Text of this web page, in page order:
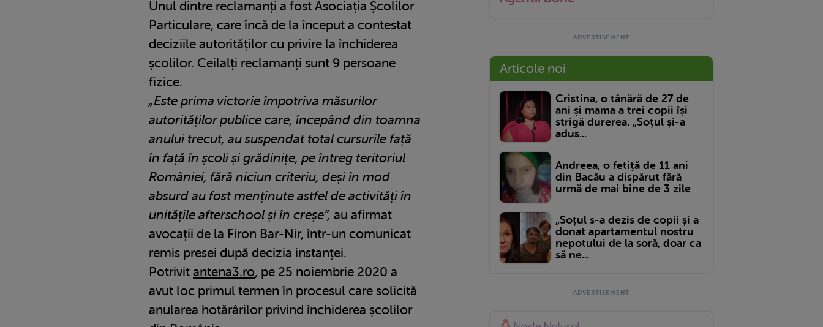
Unul dintre reclamanți a fost Asociația Școlilor
Particulare, care încă de la început a contestat
deciziile autorităților cu privire la închiderea
școlilor. Ceilalți reclamanți sunt 9 persoane
fizice.
„Este prima victorie împotriva măsurilor
autorităților publice care, începând din toamna
anului trecut, au suspendat total cursurile față
în față în școli și grădinițe, pe întreg teritoriul
României, fără niciun criteriu, deși în mod
absurd au fost menținute astfel de activități în
unitățile afterschool și în creșe”, au afirmat
avocații de la Firon Bar-Nir, într-un comunicat
remis presei după decizia instanței.
Potrivit antena3.ro, pe 25 noiembrie 2020 a
avut loc primul termen în procesul care solicită
anularea hotărârilor privind închiderea școlilor
Articole noi
Cristina, o tânără de 27 de
ani și mama a trei copii își
strigă durerea. „Soțul și-a
adus...
Andreea, o fetiță de 11 ani
din Bacău a dispărut fără
urmă de mai bine de 3 zile
„Soțul s-a dezis de copii și a
donat apartamentul nostru
nepotului de la soră, doar ca
să ne...